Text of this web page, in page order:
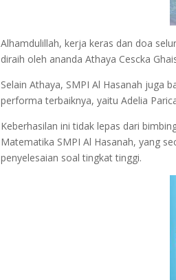
Alhamdulillah, kerja keras dan doa
diraih oleh ananda Athaya Cescka
Selain Athaya, SMPI Al Hasanah juga
performa terbaiknya, yaitu Adelia
Keberhasilan ini tidak lepas dari
Matematika SMPI Al Hasanah, yang
penyelesaian soal tingkat tinggi.